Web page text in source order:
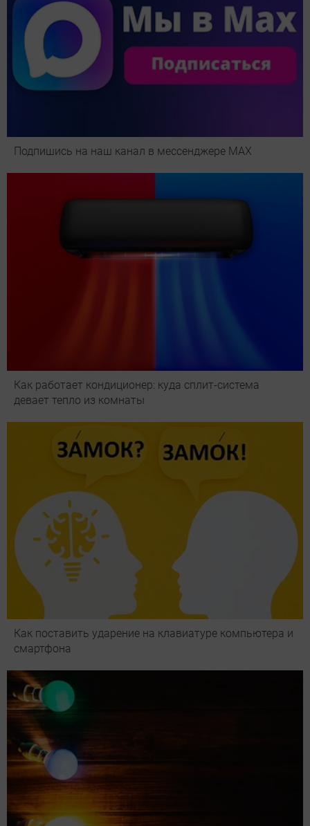
Подпишись на наш канал в мессенджере МАХ
Как работает кондиционер: куда сплит-система
девает тепло из комнаты
Как поставить ударение на клавиатуре компьютера и
смартфона